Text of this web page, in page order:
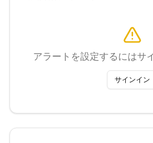
アラートを設定するにはサ
サインイン